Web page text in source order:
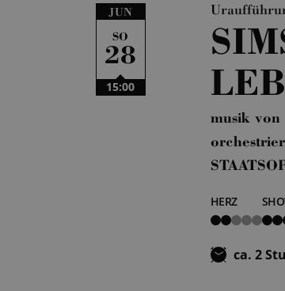
JUN
SO
28
15:00
musik
HERZ
2
von
5
von
ca. 2